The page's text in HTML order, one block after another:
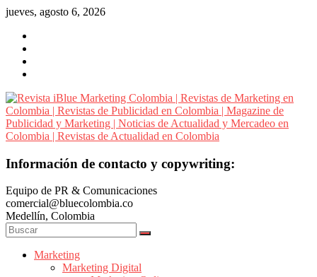
Saltar
contenido
jueves, agosto 6, 2026
Revista
Marketing
Colombia
|
Revistas
Marketing
Información de contacto y copywriting:
Equipo de PR & Comunicaciones
comercial@bluecolombia.co
Medellín, Colombia
Marketing
Marketing Digital